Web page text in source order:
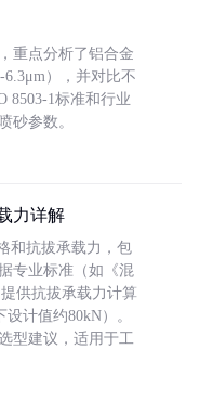
重点分析了铝合金
6.3μm），并对比不
8503-1标准和行业
砂参数。
力详解
和抗拔承载力，包
专业标准（如《混
供抗拔承载力计算
计值约80kN）。
型建议，适用于工